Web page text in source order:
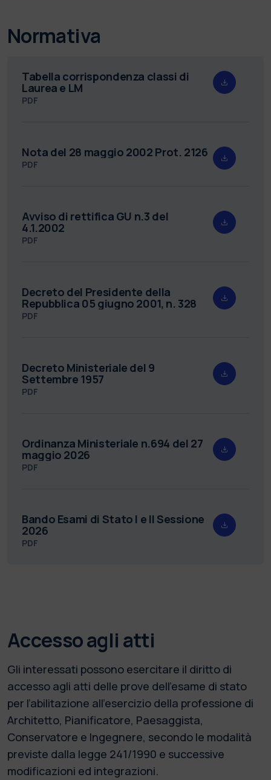
Normativa
Tabella corrispondenza classi di
Laurea e LM
PDF
Nota del 28 maggio 2002 Prot. 2126
PDF
Avviso di rettifica GU n.3 del
4.1.2002
PDF
Decreto del Presidente della
Repubblica 05 giugno 2001, n. 328
PDF
Decreto Ministeriale del 9
Settembre 1957
PDF
Ordinanza Ministeriale n.694 del 27
maggio 2026
PDF
Bando Esami di Stato I e II Sessione
2026
PDF
Accesso agli atti
Gli interessati possono esercitare il diritto di
accesso agli atti delle prove dell’esame di stato
per l’abilitazione all’esercizio della professione di
Architetto, Pianificatore, Paesaggista,
Conservatore e Ingegnere, secondo le modalità
previste dalla legge 241/1990 e successive
modificazioni ed integrazioni.